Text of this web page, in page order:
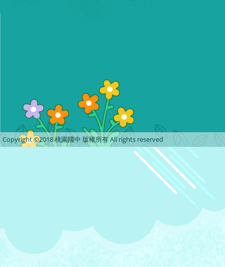
Copyright ©2018 桃園國中 版權所有 All rights reserved